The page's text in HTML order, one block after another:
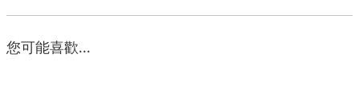
您可能喜歡...